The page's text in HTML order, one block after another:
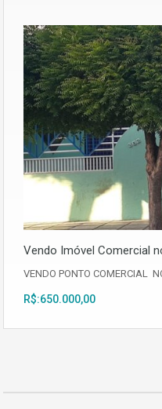
Vendo Imóvel Comercial
VENDO PONTO COMERCIAL
R$:650.000,00